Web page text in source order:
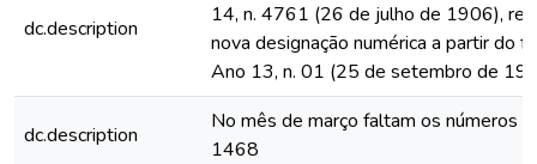
dc.description
14, n. 4761 (26 de julho de 1906),
nova designação numérica a partir do
Ano 13, n. 01 (25 de setembro de
dc.description
No mês de março faltam os números
1468